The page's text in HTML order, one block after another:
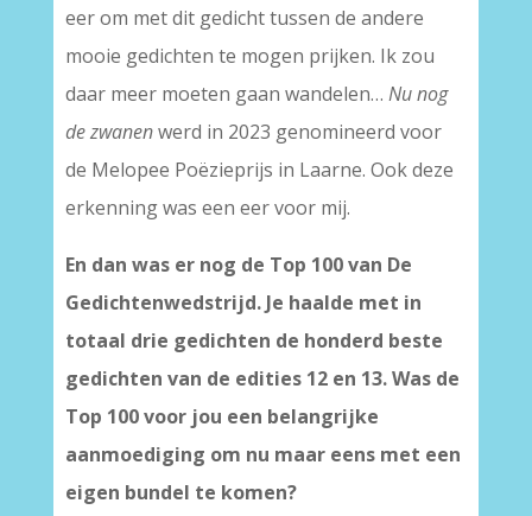
eer om met dit gedicht tussen de andere
mooie gedichten te mogen prijken. Ik zou
daar meer moeten gaan wandelen… Nu nog
de zwanenwerd in 2023 genomineerd voor
de Melopee Poëzieprijs in Laarne. Ook deze
erkenning was een eer voor mij.
En dan was er nog de Top 100 van De
Gedichtenwedstrijd. Je haalde met in
totaal drie gedichten de honderd beste
gedichten van de edities 12 en 13. Was de
Top 100 voor jou een belangrijke
aanmoediging om nu maar eens met een
eigen bundel te komen?